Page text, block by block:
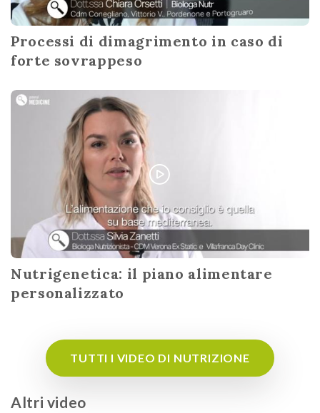
Processi di dimagrimento in caso di
forte sovrappeso
Nutrigenetica: il piano alimentare
personalizzato
TUTTI I VIDEO DI NUTRIZIONE
Altri video